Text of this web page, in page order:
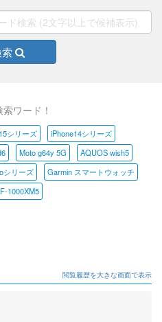
ワード！
シリーズ
iPhone14シリーズ
Moto g64y 5G
AQUOS wish5
シリーズ
Garmin スマートウォッチ
1000XM5
閲覧履歴を大きな画面で表示